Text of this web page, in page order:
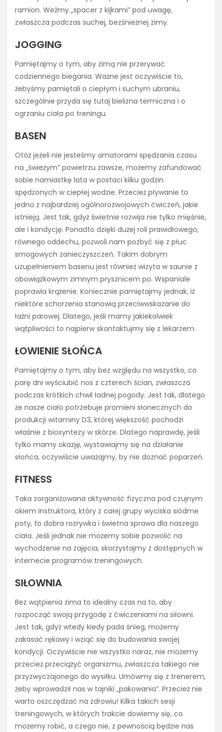
ramion. Weźmy „spacer z kijkami” pod uwagę,
zwłaszcza podczas suchej, bezśnieżnej zimy.
JOGGING
Pamiętajmy o tym, aby zimą nie przerywać
codziennego biegania. Ważne jest oczywiście to,
żebyśmy pamiętali o ciepłym i suchym ubraniu,
szczególnie przyda się tutaj bielizna termiczna i o
ogrzaniu ciała po treningu.
BASEN
Otóż jeżeli nie jesteśmy amatorami spędzania czasu
na „świeżym” powietrzu zawsze, możemy zafundować
sobie namiastkę lata w postaci kilku godzin
spędzonych w ciepłej wodzie. Przecież pływanie to
jedno z najbardziej ogólnorozwojowych ćwiczeń, jakie
istnieją. Jest tak, gdyż świetnie rozwija nie tylko mięśnie,
ale i kondycję. Ponadto dzięki dużej roli prawidłowego,
równego oddechu, pozwoli nam pozbyć się z płuc
smogowych zanieczyszczeń. Takim dobrym
uzupełnieniem basenu jest również wizyta w saunie z
obowiązkowym zimnym prysznicem po. Wspaniale
poprawia krążenie. Koniecznie pamiętajmy jednak, iż
niektóre schorzenia stanowią przeciwwskazanie do
łaźni parowej. Dlatego, jeśli mamy jakiekolwiek
wątpliwości to najpierw skontaktujmy się z lekarzem.
ŁOWIENIE SŁOŃCA
Pamiętajmy o tym, aby bez względu na wszystko, co
parę dni wyściubić nos z czterech ścian, zwłaszcza
podczas krótkich chwil ładnej pogody. Jest tak, dlatego
że nasze ciało potrzebuje promieni słonecznych do
produkcji witaminy D3, której większość pochodzi
właśnie z biosyntezy w skórze. Dlatego naprawdę, jeśli
tylko mamy okazję, wystawiajmy się na działanie
słońca, oczywiście uważajmy, by nie doznać poparzeń.
FITNESS
Taka zorganizowana aktywność fizyczna pod czujnym
okiem instruktora, który z całej grupy wyciska siódme
poty, to dobra rozrywka i świetna sprawa dla naszego
ciała. Jeśli jednak nie możemy sobie pozwolić na
wychodzenie na zajęcia, skorzystajmy z dostępnych w
internecie programów treningowych.
SIŁOWNIA
Bez wątpienia zima to idealny czas na to, aby
rozpocząć swoją przygodę z ćwiczeniami na siłowni.
Jest tak, gdyż wtedy kiedy pada śnieg, możemy
zakasać rękawy i wziąć się do budowania swojej
kondycji. Oczywiście nie wszystko naraz, nie możemy
przecież przeciążyć organizmu, zwłaszcza takiego nie
przyzwyczajonego do wysiłku. Umówmy się z trenerem,
żeby wprowadził nas w tajniki „pakowania”. Przecież nie
warto oszczędzać na zdrowiu! Kilka takich sesji
treningowych, w których trakcie dowiemy się, co
możemy robić, a czego nie, z pewnością będzie nas